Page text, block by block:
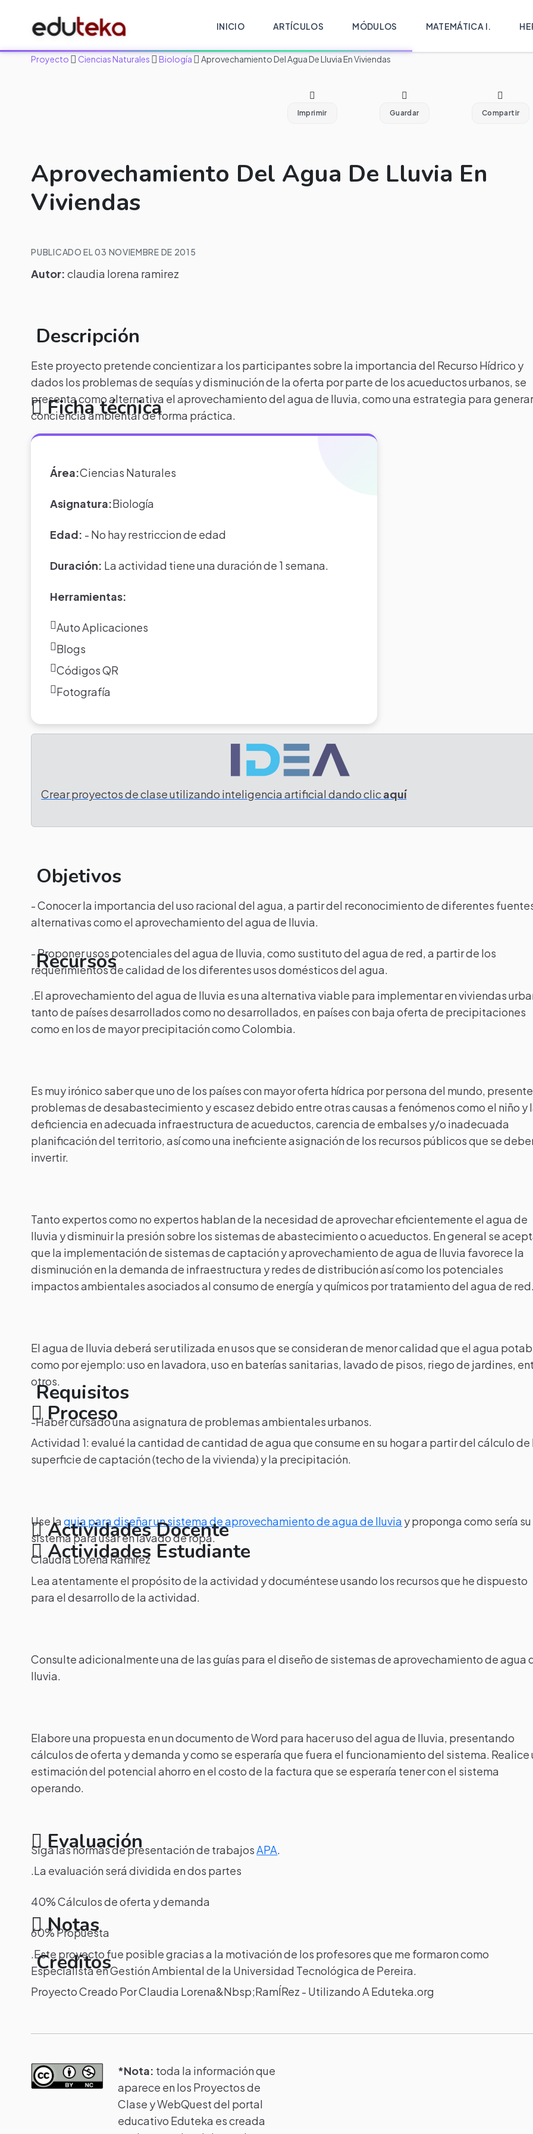
INICIO ARTÍCULOS MÓDULOS MATEMÁTICA I.
Proyecto Ciencias Naturales Biología Aprovechamiento Del Agua De Lluvia En Viviendas
Imprimir Guardar Compartir
Aprovechamiento Del Agua De Lluvia En
Viviendas
PUBLICADO EL 03 NOVIEMBRE DE 2015
Autor: claudia lorena ramirez
Descripción
Este proyecto pretende concientizar a los participantes sobre la importancia del Recurso Hídrico y
dados los problemas de sequías y disminución de la oferta por parte de los acueductos urbanos, se
presenta como alternativa el aprovechamiento del agua de lluvia, como una estrategia para
conciencia ambiental de forma práctica.
Ficha técnica
Área:Ciencias Naturales
Asignatura:Biología
Edad: - No hay restriccion de edad
Duración: La actividad tiene una duración de 1 semana.
Herramientas:
Auto Aplicaciones
Blogs
Códigos QR
Fotografía
Crear proyectos de clase utilizando inteligencia artificial dando clicaquí
Objetivos
- Conocer la importancia del uso racional del agua, a partir del reconocimiento de diferentes
alternativas como el aprovechamiento del agua de lluvia.
- Proponer usos potenciales del agua de lluvia, como sustituto del agua de red, a partir de los
requerimientos de calidad de los diferentes usos domésticos del agua.
Recursos
.El aprovechamiento del agua de lluvia es una alternativa viable para implementar en viviendas
tanto de países desarrollados como no desarrollados, en países con baja oferta de precipitaciones
como en los de mayor precipitación como Colombia.
Es muy irónico saber que uno de los países con mayor oferta hídrica por persona del mundo, presente
problemas de desabastecimiento y escasez debido entre otras causas a fenómenos como el niño y
deficiencia en adecuada infraestructura de acueductos, carencia de embalses y/o inadecuada
planificación del territorio, así como una ineficiente asignación de los recursos públicos que se
invertir.
Tanto expertos como no expertos hablan de la necesidad de aprovechar eficientemente el agua de
lluvia y disminuir la presión sobre los sistemas de abastecimiento o acueductos. En general se
que la implementación de sistemas de captación y aprovechamiento de agua de lluvia favorece la
disminución en la demanda de infraestructura y redes de distribución así como los potenciales
impactos ambientales asociados al consumo de energía y químicos por tratamiento del agua de red.
El agua de lluvia deberá ser utilizada en usos que se consideran de menor calidad que el agua
como por ejemplo: uso en lavadora, uso en baterías sanitarias, lavado de pisos, riego de jardines,
otros.
Requisitos
-Haber cursado una asignatura de problemas ambientales urbanos.
Proceso
Actividad 1: evalué la cantidad de cantidad de agua que consume en su hogar a partir del cálculo de
superficie de captación (techo de la vivienda) y la precipitación.
Use laguia para diseñar un sistema de aprovechamiento de agua de lluvia y proponga como sería su
sistema para usar en lavado de ropa.
Actividades Docente
Claudia Lorena Ramírez
Actividades Estudiante
Lea atentamente el propósito de la actividad y documéntese usando los recursos que he dispuesto
para el desarrollo de la actividad.
Consulte adicionalmente una de las guías para el diseño de sistemas de aprovechamiento de agua
lluvia.
Elabore una propuesta en un documento de Word para hacer uso del agua de lluvia, presentando
cálculos de oferta y demanda y como se esperaría que fuera el funcionamiento del sistema. Realice
estimación del potencial ahorro en el costo de la factura que se esperaría tener con el sistema
operando.
Siga las normas de presentación de trabajosAPA.
Evaluación
.La evaluación será dividida en dos partes
40% Cálculos de oferta y demanda
60% Propuesta
Notas
.Este proyecto fue posible gracias a la motivación de los profesores que me formaron como
Especialista en Gestión Ambiental de la Universidad Tecnológica de Pereira.
Creditos
Proyecto Creado Por Claudia Lorena&Nbsp;RamÍRez - Utilizando A Eduteka.org
*Nota: toda la información que
aparece en los Proyectos de
Clase y WebQuest del portal
educativo Eduteka es creada